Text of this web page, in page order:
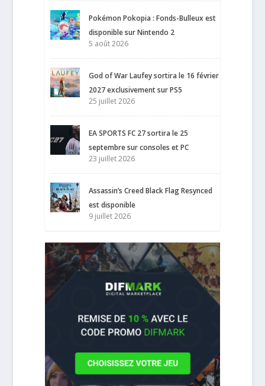
Pokémon Pokopia : Fonds-Bulleux est
disponible sur Nintendo 2
5 août 2026
God of War Laufey sortira le 16 février
2027 exclusivement sur PS5
25 juillet 2026
EA SPORTS FC 27 sortira le 25
septembre sur consoles et PC
23 juillet 2026
Assassin’s Creed Black Flag Resynced
est disponible
9 juillet 2026